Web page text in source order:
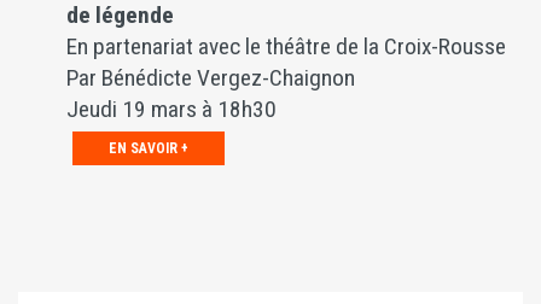
de légende
En partenariat avec le théâtre de la Croix-Rousse
Par Bénédicte Vergez-Chaignon
Jeudi 19 mars à 18h30
EN SAVOIR +